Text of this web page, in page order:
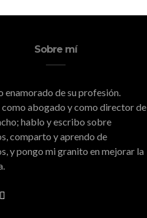
Sobre mí
enamorado de su profesión.
abogado y como director de
hablo y escribo sobre
comparto y aprendo de
y pongo mi granito en mejorar la